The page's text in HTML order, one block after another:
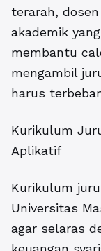
terarah,
akademik
membantu
mengambil
harus
Kurikulum
Aplikatif
Kurikulum
Universitas
agar selaras